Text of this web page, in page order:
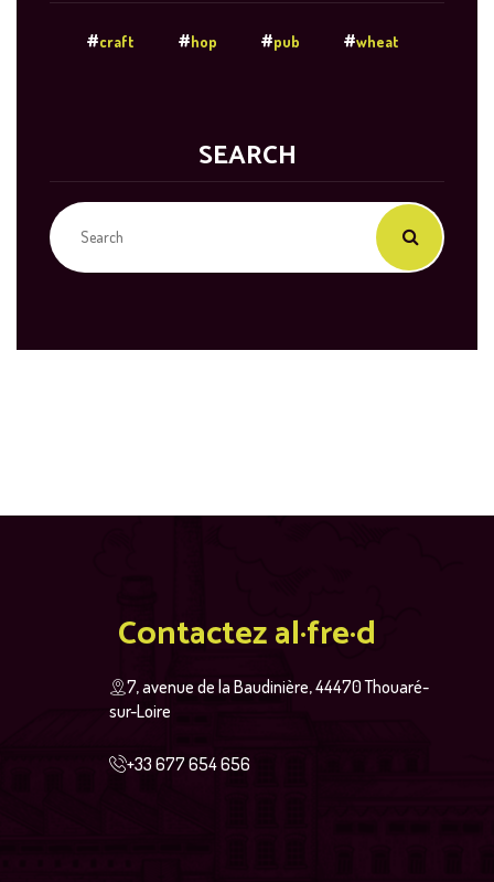
craft hop pub wheat
SEARCH
Contactez al·fre·d
7, avenue de la Baudinière, 44470 Thouaré-
sur-Loire
+33 677 654 656